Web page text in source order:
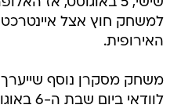
למשחק חוץ אצל איינטרכט
האירופית.
משחק מסקרן נוסף
לוודאי